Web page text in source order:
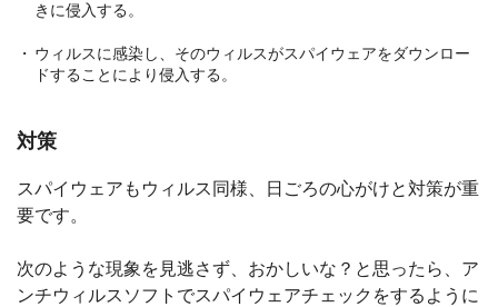
きに侵入する。
ウィルスに感染し、そのウィルスがスパイウェアをダウンロー
ドすることにより侵入する。
対策
スパイウェアもウィルス同様、日ごろの心がけと対策が重
要です。
次のような現象を見逃さず、おかしいな？と思ったら、ア
ンチウィルスソフトでスパイウェアチェックをするように